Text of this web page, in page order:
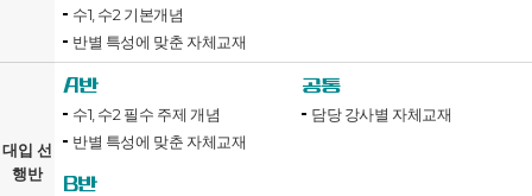
수1, 수2 기본개념
반별 특성에 맞춘 자체교재
대입 선
행반
A반
수1, 수2 필수 주제 개념
반별 특성에 맞춘 자체교재
B반
공통
담당 강사별 자체교재